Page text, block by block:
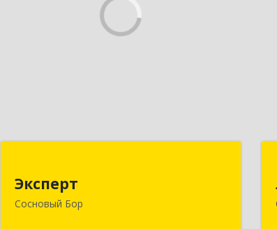
Эксперт
Сосновый Бор
188544, Ленинградская обл, Сосновый
Бор г, 50 лет Октября ул, дом № 1